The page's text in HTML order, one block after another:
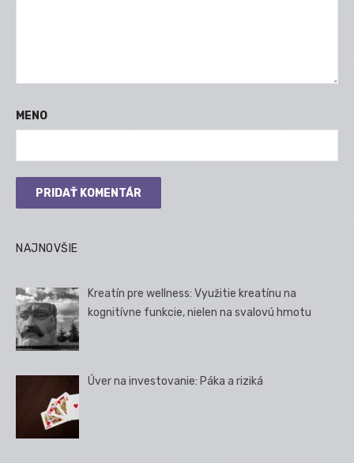
MENO
NAJNOVŠIE
Kreatín pre wellness: Využitie kreatínu na
kognitívne funkcie, nielen na svalovú hmotu
Úver na investovanie: Páka a riziká